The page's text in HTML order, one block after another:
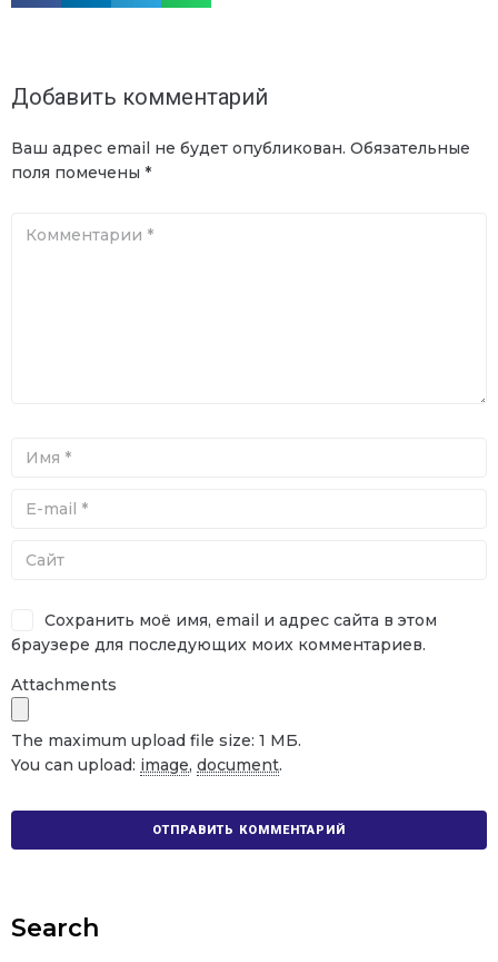
Добавить комментарий
Ваш адрес email не будет опубликован. Обязательные
поля помечены *
Сохранить моё имя, email и адрес сайта в этом
браузере для последующих моих комментариев.
Attachments
The maximum upload file size: 1 МБ.
You can upload: image, document.
Search